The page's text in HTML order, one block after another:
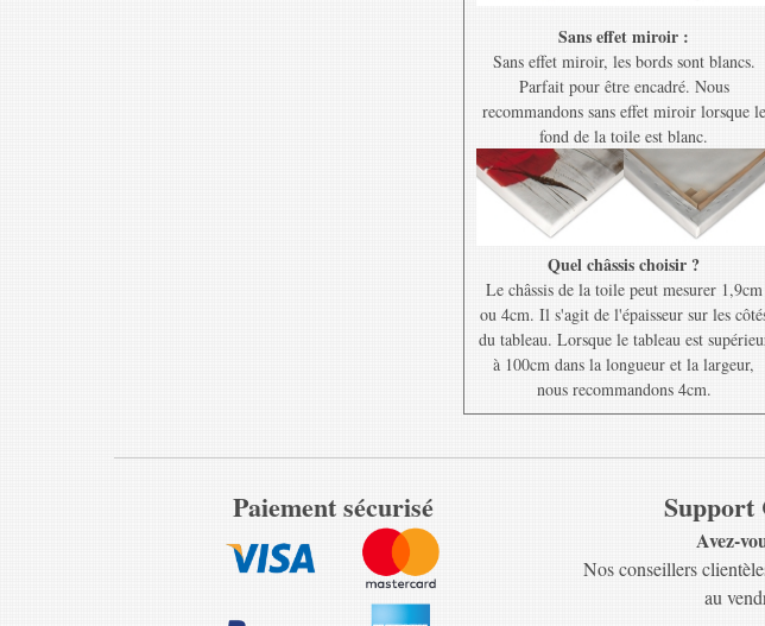
Sans effet miroir :
Sans effet miroir, les bords sont blancs.
Parfait pour être encadré. Nous
recommandons sans effet miroir lorsque le
fond de la toile est blanc.
Quel châssis choisir ?
Le châssis de la toile peut mesurer 1,9cm
ou 4cm. Il s'agit de l'épaisseur sur les
du tableau. Lorsque le tableau est
à 100cm dans la longueur et la largeur,
nous recommandons 4cm.
Paiement sécurisé Support
Avez-
Nos conseillers
au